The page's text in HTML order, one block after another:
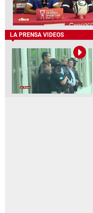
LA PRENSA VIDEOS